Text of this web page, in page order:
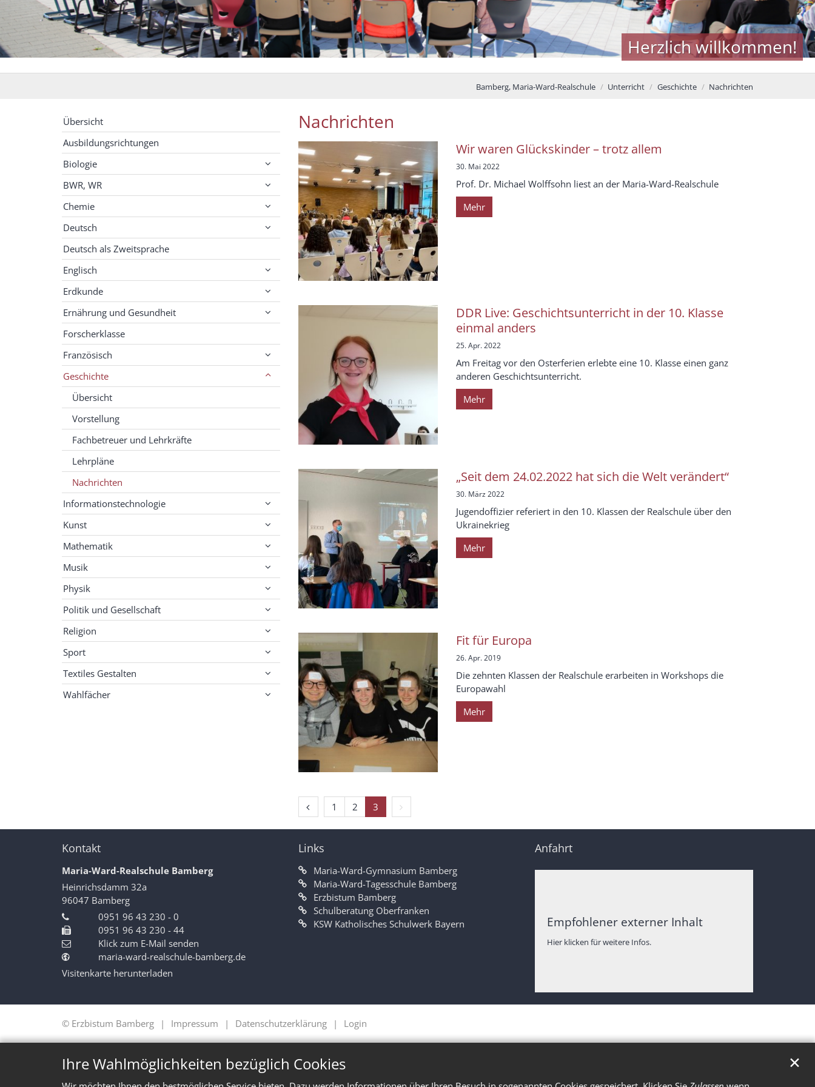
Ihre Wahlmöglichkeiten bezüglich Cookies ✕
Herzlich willkommen!
Bamberg, Maria-Ward-Realschule Unterricht Geschichte Nachrichten
Nachrichten
Wir waren Glückskinder – trotz allem
30. Mai 2022
Prof. Dr. Michael Wolffsohn liest an der Maria-Ward-Realschule
Mehr
DDR Live: Geschichtsunterricht in der 10. Klasse
einmal anders
25. Apr. 2022
Am Freitag vor den Osterferien erlebte eine 10. Klasse einen ganz
anderen Geschichtsunterricht.
Mehr
„Seit dem 24.02.2022 hat sich die Welt verändert“
30. März 2022
Jugendoffizier referiert in den 10. Klassen der Realschule über den
Ukrainekrieg
Mehr
Fit für Europa
26. Apr. 2019
Die zehnten Klassen der Realschule erarbeiten in Workshops die
Europawahl
Mehr
Vorherige Seite
1 2 3 Nächste Seite
Übersicht
Ausbildungsrichtungen
Biologie
BWR, WR
Chemie
Deutsch
Deutsch als Zweitsprache
Englisch
Erdkunde
Ernährung und Gesundheit
Forscherklasse
Französisch
Geschichte
Übersicht
Vorstellung
Fachbetreuer und Lehrkräfte
Lehrpläne
Nachrichten
Informationstechnologie
Kunst
Mathematik
Musik
Physik
Politik und Gesellschaft
Religion
Sport
Textiles Gestalten
Wahlfächer
Kontakt
Maria-Ward-Realschule Bamberg
Heinrichsdamm 32a
96047 Bamberg
0951 96 43 230 - 0
0951 96 43 230 - 44
Klick zum E-Mail senden
maria-ward-realschule-bamberg.de
Visitenkarte herunterladen
Links
Maria-Ward-Gymnasium Bamberg
Maria-Ward-Tagesschule Bamberg
Erzbistum Bamberg
Schulberatung Oberfranken
KSW Katholisches Schulwerk Bayern
Anfahrt
Empfohlener externer Inhalt
Hier klicken für weitere Infos.
© Erzbistum Bamberg Impressum Datenschutzerklärung Login